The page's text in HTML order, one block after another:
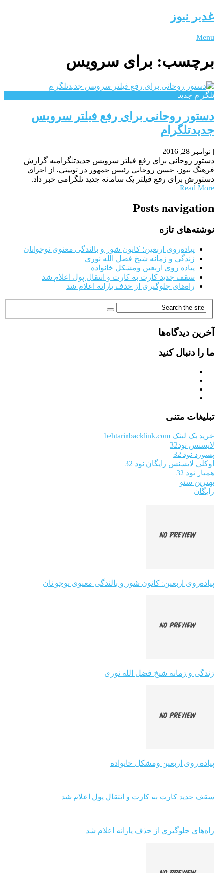
غدیر نیوز
Menu
برچسب: برای سرویس
تلگرام جدید
دستور روحانی برای رفع فیلتر سرویس
جدیدتلگرام
| نوامبر 28, 2016
دستور روحانی برای رفع فیلتر سرویس جدیدتلگرامبه گزارش
فرهنگ نیوز، حسن روحانی رئیس جمهور در توییتی، از اجرای
دستورش برای رفع فیلتر یک سامانه جدید تلگرامی خبر داد.
Read More
Posts navigation
نوشته‌های تازه
پیاده‌روی اربعین؛ کانون شور و بالندگی معنوی نوجوانان
زندگی و زمانه شیخ فضل الله نوری
پیاده روی اربعین ومشکل خانواده
سقف جدید کارت به کارت و انتقال پول اعلام شد
راه‌های جلوگیری از حذف یارانه اعلام شد
آخرین دیدگاه‌ها
ما را دنبال کنید
تبلیغات متنی
خرید بک لینک behtarinbacklink.com
لایسنس نود32
پسورد نود 32
اوکلی لایسنس رایگان نود 32
همیار نود 32
بهترین سئو
رایگان
پیاده‌روی اربعین؛ کانون شور و بالندگی معنوی نوجوانان
زندگی و زمانه شیخ فضل الله نوری
پیاده روی اربعین ومشکل خانواده
سقف جدید کارت به کارت و انتقال پول اعلام شد
راه‌های جلوگیری از حذف یارانه اعلام شد